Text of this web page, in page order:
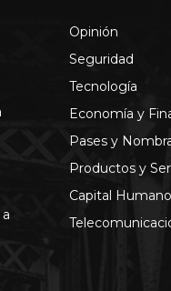
Opinión
Seguridad
Tecnología
Economía y
Pases y
Productos y
Capital Humano